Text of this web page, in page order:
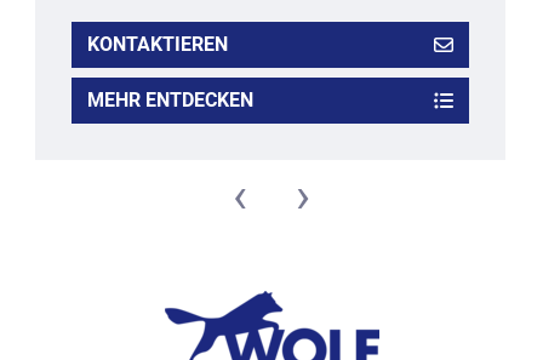
KONTAKTIEREN
MEHR ENTDECKEN
‹ ›